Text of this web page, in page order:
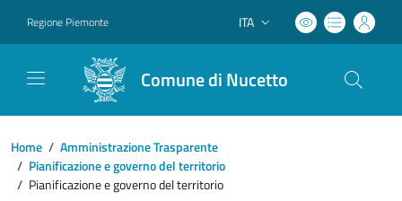
Regione Piemonte Lingua attiva:
ITA
Comune di Nucetto
Home / Amministrazione Trasparente
/ Pianificazione e governo del territorio
/ Pianificazione e governo del territorio